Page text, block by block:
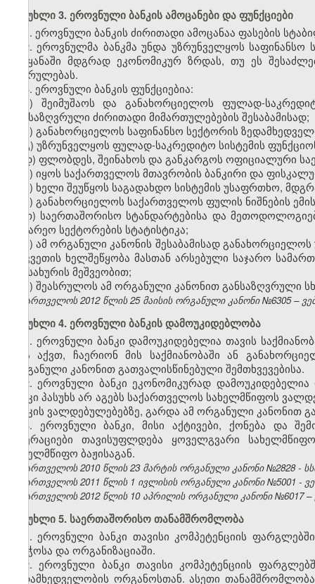
მუხლი 3. ეროვნული ბანკის ამოცანები და ფუნქციები
1. ეროვნული ბანკის ძირითადი ამოცანაა ფასების
2. ეროვნულმა ბანკმა უნდა უზრუნველყოს
ქვეყანაში მდგრად ეკონომიკურ ზრდას, თუ ეს
შესრულებას.
3. ეროვნული ბანკის ფუნქციებია:
ა) შეიმუშაოს და განახორციელოს ფულად-
განსაზღვრული ძირითადი მიმართულებების შესაბამისად;
ბ) განახორციელოს საფინანსო სექტორის
გ) უზრუნველყოს ფულად-საკრედიტო სისტემის
დ) ფლობდეს, შეინახოს და განკარგოს ოფიციალური
ე) იყოს საქართველოს მთავრობის ბანკირი და
ვ) ხელი შეუწყოს საგადახდო სისტემის უსაფრთხო,
ზ) განახორციელოს საქართველოს ფულის ნიშნების
თ) საერთაშორისო სტანდარტებისა და
საგარეო სექტორების სტატისტიკა;
ი) ამ ორგანული კანონის შესაბამისად
აღკვეთის ხელშეწყობა მასთან არსებული საჯარო
სამსახურის მეშვეობით;
კ) შეასრულოს ამ ორგანული კანონით განსაზღვრული
საქართველოს 2012 წლის 25 მაისის ორგანული კანონი №6305 –
მუხლი 4. ეროვნული ბანკის დამოუკიდებლობა
1. ეროვნული ბანკი დამოუკიდებელია თავის
არა აქვთ, ჩაერიონ მის საქმიანობაში ან
ორგანული კანონით გათვალისწინებული შემთხვევებისა.
2. ეროვნული ბანკი ეკონომიკურად
ბანკი პასუხს არ აგებს საქართველოს სახელმწიფოს
ბანკის ვალდებულებებზე, გარდა ამ ორგანული კანონით
3. ეროვნული ბანკი, მისი აქტივები, ქონება და
ოპერაციები თავისუფლდება ყოველგვარი
სახელმწიფო ბაჟისაგან.
საქართველოს 2010 წლის 23 მარტის ორგანული კანონი №2828 -
საქართველოს 2011 წლის 1 ივლისის ორგანული კანონი №5001 -
საქართველოს 2012 წლის 10 აპრილის ორგანული კანონი №6017 –
მუხლი 5. საერთაშორისო თანამშრომლობა
1. ეროვნული ბანკი თავისი კომპეტენციის
საბჭოსა და ორგანიზაციაში.
2. ეროვნული ბანკი თავისი კომპეტენციის
ზედამხედველობის ორგანოსთან. ასეთი